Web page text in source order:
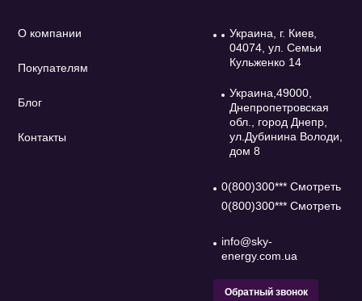
О компании
Покупателям
Блог
Контакты
Украина, г. Киев,
04074, ул. Семьи
Кульженко 14
Украина,49000,
Днепропетровская
обл., город Днепр,
ул.Дубинина Володи,
дом 8
0(800)300*** Смотреть
0(800)300*** Смотреть
info@sky-
energy.com.ua
Обратный звонок